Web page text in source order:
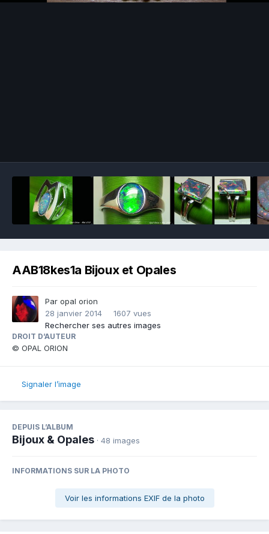
AAB18kes1a Bijoux et Opales
Par opal orion
28 janvier 2014
1607 vues
Rechercher ses autres images
DROIT D’AUTEUR
© OPAL ORION
Signaler l’image
DEPUIS L’ALBUM
Bijoux & Opales · 48 images
INFORMATIONS SUR LA PHOTO
Voir les informations EXIF de la photo